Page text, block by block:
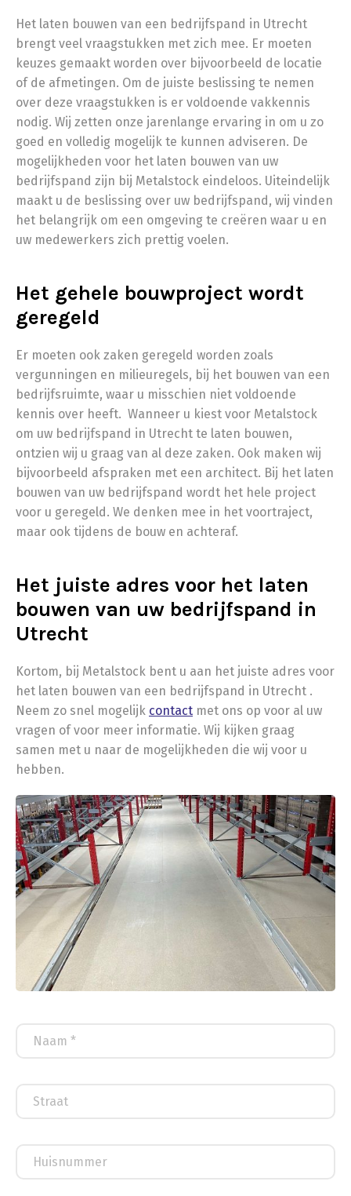
Het laten bouwen van een bedrijfspand in Utrecht
brengt veel vraagstukken met zich mee. Er moeten
keuzes gemaakt worden over bijvoorbeeld de locatie
of de afmetingen. Om de juiste beslissing te nemen
over deze vraagstukken is er voldoende vakkennis
nodig. Wij zetten onze jarenlange ervaring in om u zo
goed en volledig mogelijk te kunnen adviseren. De
mogelijkheden voor het laten bouwen van uw
bedrijfspand zijn bij Metalstock eindeloos. Uiteindelijk
maakt u de beslissing over uw bedrijfspand, wij vinden
het belangrijk om een omgeving te creëren waar u en
uw medewerkers zich prettig voelen.
Het gehele bouwproject wordt
geregeld
Er moeten ook zaken geregeld worden zoals
vergunningen en milieuregels, bij het bouwen van een
bedrijfsruimte, waar u misschien niet voldoende
kennis over heeft. Wanneer u kiest voor Metalstock
om uw bedrijfspand in Utrecht te laten bouwen,
ontzien wij u graag van al deze zaken. Ook maken wij
bijvoorbeeld afspraken met een architect. Bij het laten
bouwen van uw bedrijfspand wordt het hele project
voor u geregeld. We denken mee in het voortraject,
maar ook tijdens de bouw en achteraf.
Het juiste adres voor het laten
bouwen van uw bedrijfspand in
Utrecht
Kortom, bij Metalstock bent u aan het juiste adres voor
het laten bouwen van een bedrijfspand in Utrecht .
Neem zo snel mogelijk contact met ons op voor al uw
vragen of voor meer informatie. Wij kijken graag
samen met u naar de mogelijkheden die wij voor u
hebben.